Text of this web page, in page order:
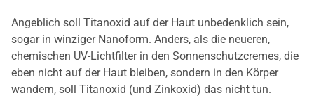
Angeblich soll Titanoxid auf der Haut unbedenklich sein,
sogar in winziger Nanoform. Anders, als die neueren,
chemischen UV-Lichtfilter in den Sonnenschutzcremes, die
eben nicht auf der Haut bleiben, sondern in den Körper
wandern, soll Titanoxid (und Zinkoxid) das nicht tun.